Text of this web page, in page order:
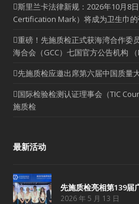
斯里兰卡法律新规：2026年10月8
Certification Mark）将成为卫生巾的
重磅！先施质检正式获海湾合作委
海合会（GCC）七国官方公告机构 （
先施质检应邀出席第六届中国质量
国际检验检测认证理事会（TIC
施质检
最新活动
先施质检亮相第139届
2026 年 5 月 13 日